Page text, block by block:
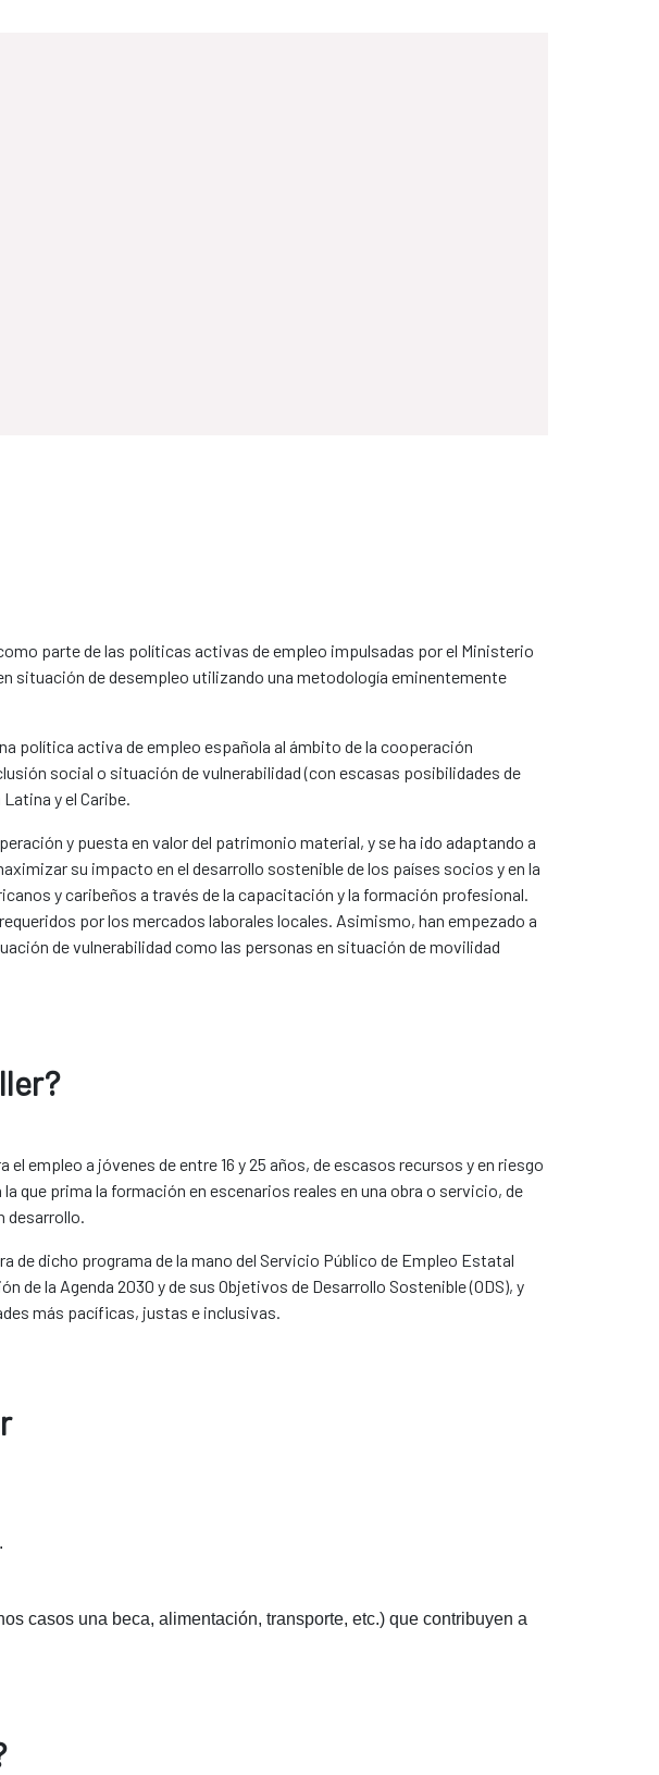
parte de las políticas activas de empleo impulsadas por el Ministerio
situación de desempleo utilizando una metodología eminentemente
política activa de empleo española al ámbito de la cooperación
social o situación de vulnerabilidad (con escasas posibilidades de
y el Caribe.
y puesta en valor del patrimonio material, y se ha ido adaptando a
su impacto en el desarrollo sostenible de los países socios y en la
y caribeños a través de la capacitación y la formación profesional.
por los mercados laborales locales. Asimismo, han empezado a
de vulnerabilidad como las personas en situación de movilidad
empleo a jóvenes de entre 16 y 25 años, de escasos recursos y en riesgo
que prima la formación en escenarios reales en una obra o servicio, de
de dicho programa de la mano del Servicio Público de Empleo Estatal
de la Agenda 2030 y de sus Objetivos de Desarrollo Sostenible (ODS), y
más pacíficas, justas e inclusivas.
casos una beca, alimentación, transporte, etc.) que contribuyen a